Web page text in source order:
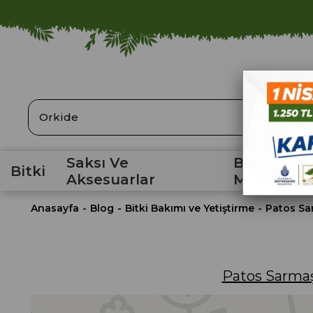
ARA
Bitki
Saksı Ve
Aksesuarlar
Bahçe
Anasayfa Blog Bitki Bakımı ve Yetiştirme Patos
Patos